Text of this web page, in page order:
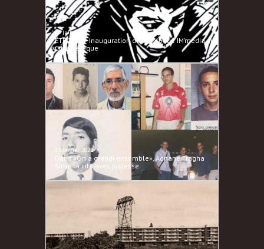
25 juin 2023
ÉTÉ 2023 - Inauguration du catalogue IM’média sur
Cinémétèque
15 février 2022
Dans «On a grandi ensemble», Adnane Tragha
filme la cité avec justesse